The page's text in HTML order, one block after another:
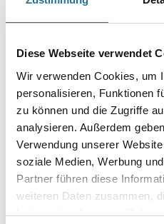
Diese Webseite verwendet
Wir verwenden Cookies, um
personalisieren, Funktionen
zu können und die Zugriffe
analysieren. Außerdem
Verwendung unserer
soziale Medien, Werbung
Partner führen diese
weiteren Daten zusammen,
haben oder die sie im
PRODUKTEIGENSCHAFTEN
- Belagsart: Designbelag
- Abmessung: 1505 x 235 mm
- Gesamtstärke: 2,00 mm
- Inhalt je Pak.: 4,24 m²
- Inhalt je Pal.: 288,32 m²
- Fase: Mikrofase V4
- Nutzschicht: 0,40 mm
- Oberflächenvergütung: PUR
- Nutzungsklasse: 23 / 32 / 41
- Brandverhalten: Bfl-s1
- Rutschhemmung: R 9
- Trittschalldämmung: 4 dB